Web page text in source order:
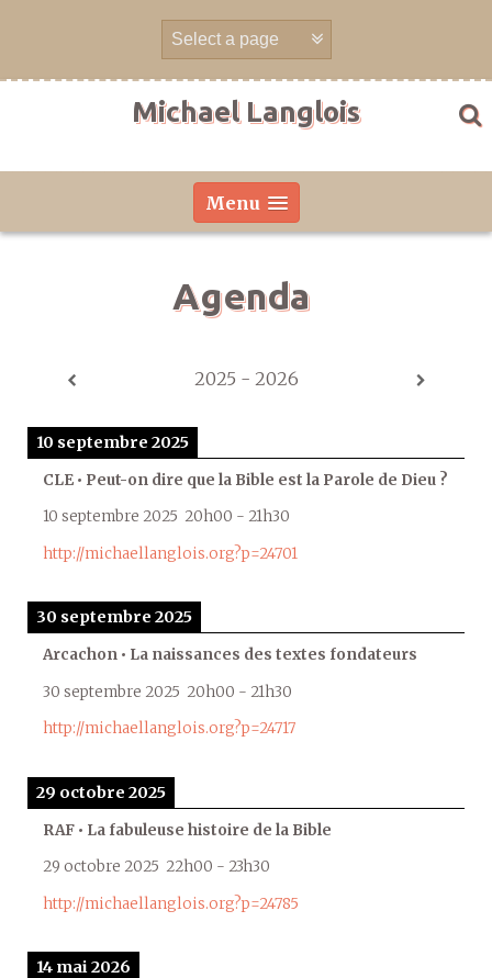
Michael Langlois
Menu
Agenda
2025 - 2026
10 septembre 2025
CLE • Peut-on dire que la Bible est la Parole de Dieu ?
10 septembre 2025 20h00 - 21h30
http://michaellanglois.org?p=24701
30 septembre 2025
Arcachon • La naissances des textes fondateurs
30 septembre 2025 20h00 - 21h30
http://michaellanglois.org?p=24717
29 octobre 2025
RAF • La fabuleuse histoire de la Bible
29 octobre 2025 22h00 - 23h30
http://michaellanglois.org?p=24785
14 mai 2026